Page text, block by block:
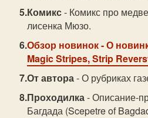
Комикс- Комикс про
лисенка Мюзо.
Обзор новинок- О
Magic Stripes, Strip
От автора- О рубриках
Проходилка- Описание-
Багдада (Scepetre of